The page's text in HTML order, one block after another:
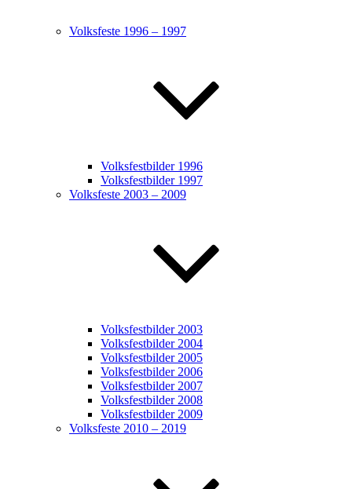
Volksfeste 1996 – 1997
Volksfestbilder 1996
Volksfestbilder 1997
Volksfeste 2003 – 2009
Volksfestbilder 2003
Volksfestbilder 2004
Volksfestbilder 2005
Volksfestbilder 2006
Volksfestbilder 2007
Volksfestbilder 2008
Volksfestbilder 2009
Volksfeste 2010 – 2019